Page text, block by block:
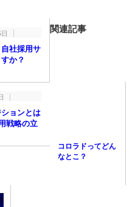
社採用サ
か？
ョンとは
戦略の立
関連記事
コロラドってどん
なとこ？